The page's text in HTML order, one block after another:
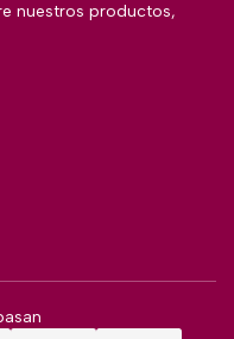
nuestros productos,